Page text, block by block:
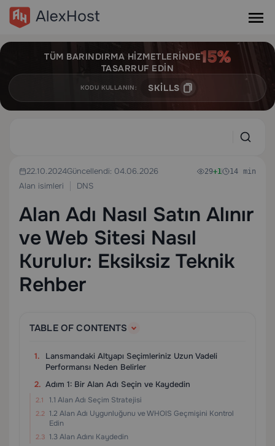
TÜM BARINDIRMA HIZMETLERINDE
TASARRUF EDIN
KODU KULLANIN: SKILLS
22.10.2024Güncellendi: 04.06.2026
Alan isimleri
DNS
29+1 14 min
Alan Adı Nasıl Satın Alınır
ve Web Sitesi Nasıl
Kurulur: Eksiksiz Teknik
Rehber
TABLE OF CONTENTS
Lansmandaki Altyapı Seçimleriniz Uzun Vadeli
Performansı Neden Belirler
Adım 1: Bir Alan Adı Seçin ve Kaydedin
1.1 Alan Adı Seçim Stratejisi
1.2 Alan Adı Uygunluğunu ve WHOIS Geçmişini Kontrol
Edin
1.3 Alan Adını Kaydedin